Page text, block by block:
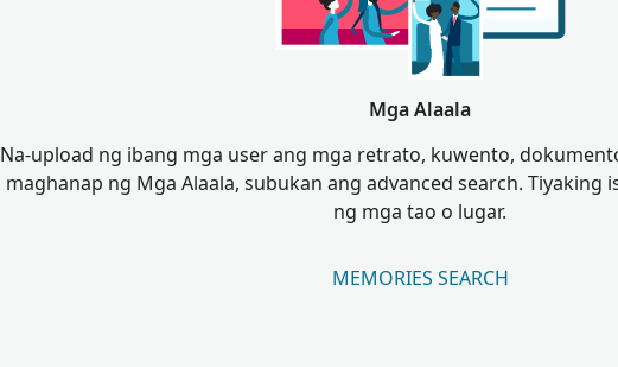
Mga Alaala
Na-upload ng ibang mga user ang mga retrato, kuwento,
maghanap ng Mga Alaala, subukan ang advanced search. Tiyaking
ng mga tao o lugar.
MEMORIES SEARCH